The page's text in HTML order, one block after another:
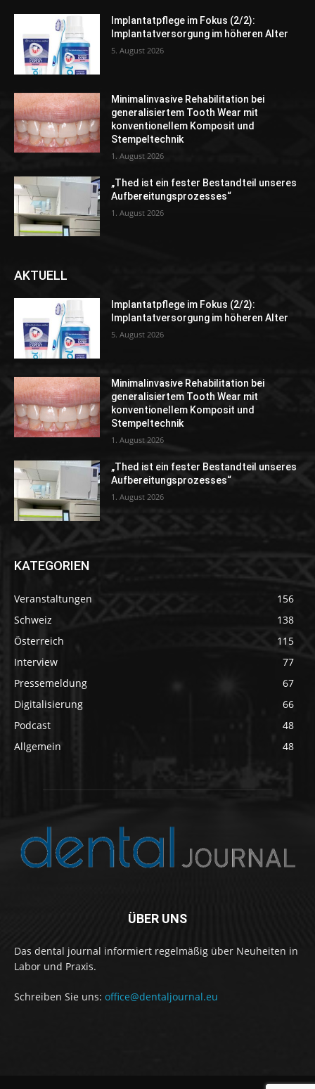
Implantatpflege im Fokus (2/2):
Implantatversorgung im höheren Alter
5. August 2026
Minimalinvasive Rehabilitation bei
generalisiertem Tooth Wear mit
konventionellem Komposit und
Stempeltechnik
1. August 2026
„Thed ist ein fester Bestandteil unseres
Aufbereitungsprozesses“
1. August 2026
AKTUELL
Implantatpflege im Fokus (2/2):
Implantatversorgung im höheren Alter
5. August 2026
Minimalinvasive Rehabilitation bei
generalisiertem Tooth Wear mit
konventionellem Komposit und
Stempeltechnik
1. August 2026
„Thed ist ein fester Bestandteil unseres
Aufbereitungsprozesses“
1. August 2026
KATEGORIEN
Veranstaltungen
156
Schweiz
138
Österreich
115
Interview
77
Pressemeldung
67
Digitalisierung
66
Podcast
48
Allgemein
48
ÜBER UNS
Das dental journal informiert regelmäßig über Neuheiten in
Labor und Praxis.
Schreiben Sie uns: office@dentaljournal.eu